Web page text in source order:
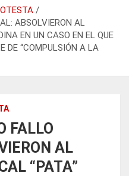
ABSOLVIERON AL
EN UN CASO EN EL QUE
DE “COMPULSIÓN A LA
FALLO
AL
“PATA”